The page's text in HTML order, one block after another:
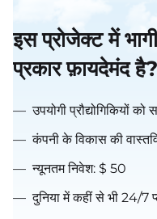
इस प्रोजेक्ट में
प्रकार फ़ायदेमंद है?
— उपयोगी प्रौद्योगिकियों
— कंपनी के विकास की
— न्यूनतम निवेश: $ 50
— दुनिया में कहीं से भी 24/7